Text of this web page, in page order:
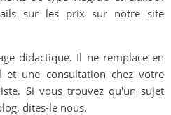
sur les prix sur notre site
didactique. Il ne remplace en
et une consultation chez votre
Si vous trouvez qu'un sujet
dites-le nous.